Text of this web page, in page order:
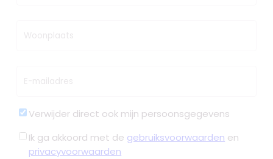
Woonplaats
E-mailadres
Verwijder direct ook mijn persoonsgegevens
Ik ga akkoord met de gebruiksvoorwaarden en
privacyvoorwaarden